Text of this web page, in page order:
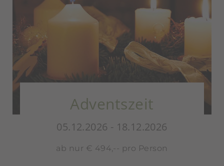
Nikolaus - 4=3
05.12.2026 -
ab nur € 489,- pro